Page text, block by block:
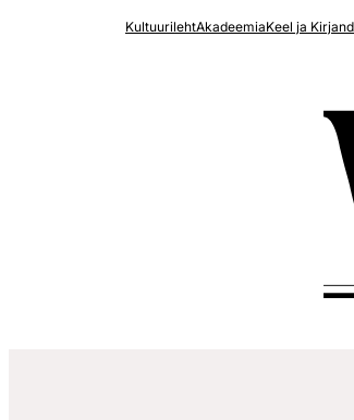
KultuurilehtAkadeemiaKeel ja